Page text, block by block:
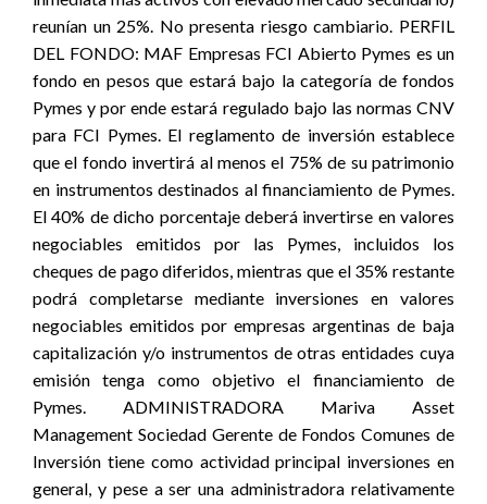
reunían un 25%. No presenta riesgo cambiario. PERFIL
DEL FONDO: MAF Empresas FCI Abierto Pymes es un
fondo en pesos que estará bajo la categoría de fondos
Pymes y por ende estará regulado bajo las normas CNV
para FCI Pymes. El reglamento de inversión establece
que el fondo invertirá al menos el 75% de su patrimonio
en instrumentos destinados al financiamiento de Pymes.
El 40% de dicho porcentaje deberá invertirse en valores
negociables emitidos por las Pymes, incluidos los
cheques de pago diferidos, mientras que el 35% restante
podrá completarse mediante inversiones en valores
negociables emitidos por empresas argentinas de baja
capitalización y/o instrumentos de otras entidades cuya
emisión tenga como objetivo el financiamiento de
Pymes. ADMINISTRADORA Mariva Asset
Management Sociedad Gerente de Fondos Comunes de
Inversión tiene como actividad principal inversiones en
general, y pese a ser una administradora relativamente